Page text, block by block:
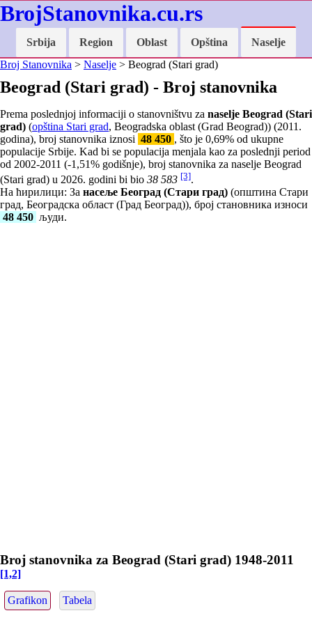
BrojStanovnika.cu.rs
Srbija Region Oblast Opština
Naselje
Broj Stanovnika > Naselje > Beograd (Stari grad)
Beograd (Stari grad) - Broj stanovnika
Prema poslednjoj informaciji o stanovništvu za naselje Beograd (Stari
grad) (opština Stari grad, Beogradska oblast (Grad Beograd)) (2011.
godina), broj stanovnika iznosi 48 450 , što je 0,69% od ukupne
populacije Srbije. Kad bi se populacija menjala kao za poslednji period
od 2002-2011 (-1,51% godišnje), broj stanovnika za naselje Beograd
(Stari grad) u 2026. godini bi bio 38 583 [3].
На ћирилици: За насеље Београд (Стари град) (општина Стари
град, Београдска област (Град Београд)), број становника износи
48 450 људи.
Broj stanovnika za Beograd (Stari grad) 1948-2011
[1,2]
Grafikon Tabela